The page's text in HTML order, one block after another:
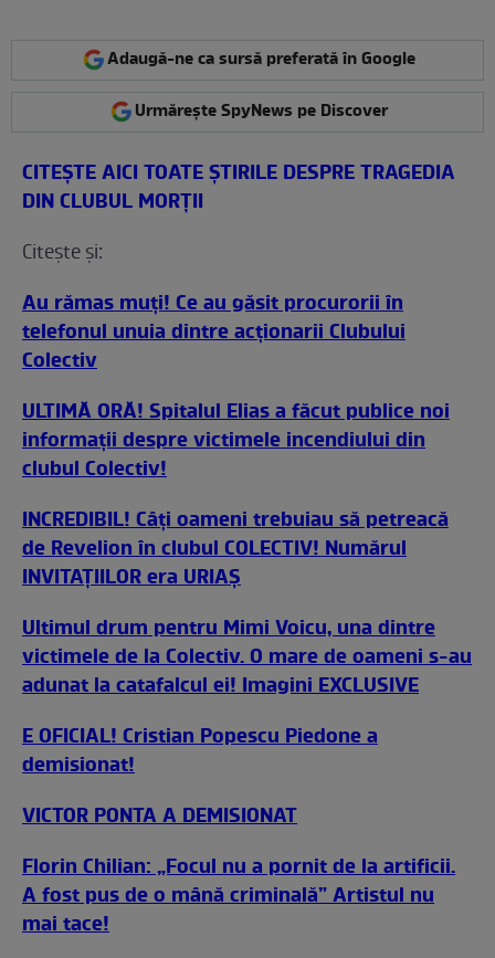
Adaugă-ne ca sursă preferată în Google
Urmărește SpyNews pe Discover
CITEŞTE AICI TOATE ŞTIRILE DESPRE TRAGEDIA
DIN CLUBUL MORŢII
Citeşte şi:
Au rămas muţi! Ce au găsit procurorii în
telefonul unuia dintre acţionarii Clubului
Colectiv
ULTIMĂ ORĂ! Spitalul Elias a făcut publice noi
informaţii despre victimele incendiului din
clubul Colectiv!
INCREDIBIL! Câți oameni trebuiau să petreacă
de Revelion în clubul COLECTIV! Numărul
INVITAȚIILOR era URIAȘ
Ultimul drum pentru Mimi Voicu, una dintre
victimele de la Colectiv. O mare de oameni s-au
adunat la catafalcul ei! Imagini EXCLUSIVE
E OFICIAL! Cristian Popescu Piedone a
demisionat!
VICTOR PONTA A DEMISIONAT
Florin Chilian: „Focul nu a pornit de la artificii.
A fost pus de o mână criminală” Artistul nu
mai tace!